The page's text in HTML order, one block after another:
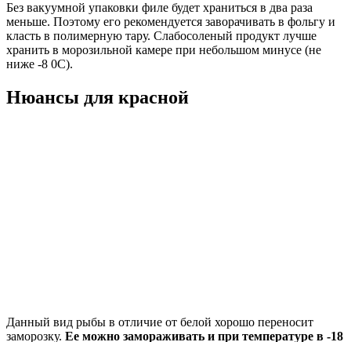
Без вакуумной упаковки филе будет храниться в два раза
меньше. Поэтому его рекомендуется заворачивать в фольгу и
класть в полимерную тару. Слабосоленый продукт лучше
хранить в морозильной камере при небольшом минусе (не
ниже -8 0C).
Нюансы для красной
Данный вид рыбы в отличие от белой хорошо переносит
заморозку. Ее можно замораживать и при температуре в -18